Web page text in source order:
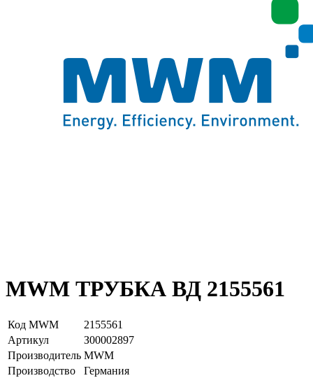
MWM ТРУБКА ВД 2155561
Код MWM
2155561
Артикул
З00002897
Производитель MWM
Производство
Германия